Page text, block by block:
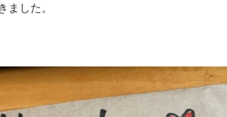
した。